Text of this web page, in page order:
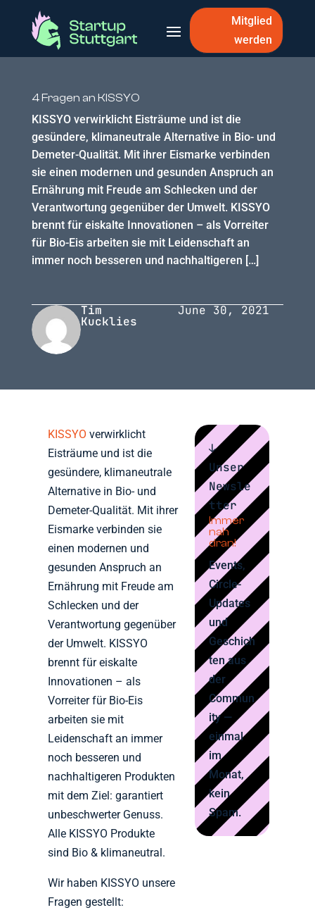
Mitglied
werden
4 Fragen an KISSYO
KISSYO verwirklicht Eisträume und ist die
gesündere, klimaneutrale Alternative in Bio- und
Demeter-Qualität. Mit ihrer Eismarke verbinden
sie einen modernen und gesunden Anspruch an
Ernährung mit Freude am Schlecken und der
Verantwortung gegenüber der Umwelt. KISSYO
brennt für eiskalte Innovationen – als Vorreiter
für Bio-Eis arbeiten sie mit Leidenschaft an
immer noch besseren und nachhaltigeren […]
Tim
Kucklies
June 30, 2021
KISSYO verwirklicht
Eisträume und ist die
gesündere, klimaneutrale
Alternative in Bio- und
Demeter-Qualität. Mit ihrer
Eismarke verbinden sie
einen modernen und
gesunden Anspruch an
Ernährung mit Freude am
Schlecken und der
Verantwortung gegenüber
der Umwelt. KISSYO
brennt für eiskalte
Innovationen – als
Vorreiter für Bio-Eis
arbeiten sie mit
Leidenschaft an immer
noch besseren und
nachhaltigeren Produkten
mit dem Ziel: garantiert
unbeschwerter Genuss.
Alle KISSYO Produkte
sind Bio & klimaneutral.
Wir haben KISSYO unsere
Fragen gestellt:
↓
Unser
Newsle
tter
Immer
nah
dran!
Events,
Circle-
Updates
und
Geschich
ten aus
der
Commun
ity —
einmal
im
Monat,
kein
Spam.